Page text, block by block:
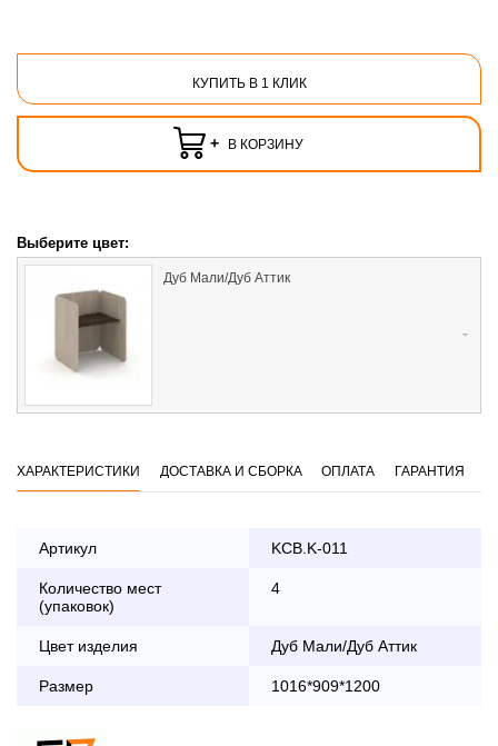
КУПИТЬ В 1 КЛИК
+ В КОРЗИНУ
Выберите цвет:
Дуб Мали/Дуб Аттик
ХАРАКТЕРИСТИКИ ДОСТАВКА И СБОРКА ОПЛАТА ГАРАНТИЯ
Артикул KCB.K-011
Количество мест
(упаковок)
4
Цвет изделия Дуб Мали/Дуб Аттик
Размер 1016*909*1200
дни с 8:30 до 18:00
заказа банковской картой